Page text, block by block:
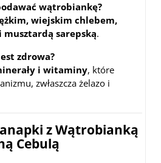
wątrobiankę?
wiejskim chlebem,
sarepską.
zdrowa?
i witaminy, które
zwłaszcza żelazo i
z Wątrobianką
Cebulą